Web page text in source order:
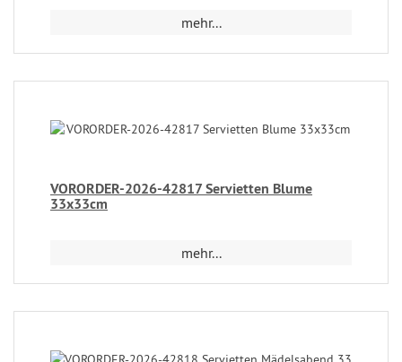
mehr...
VORORDER-2026-42817 Servietten Blume
33x33cm
mehr...